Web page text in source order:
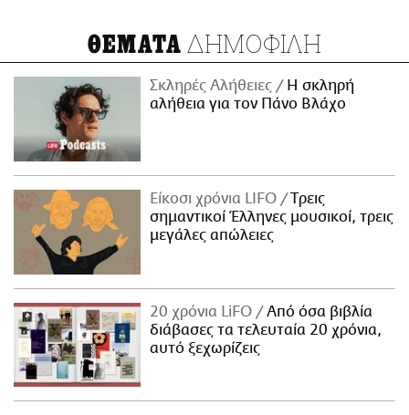
ΘΕΜΑΤΑ ΔΗΜΟΦΙΛΗ
Σκληρές Αλήθειες
H σκληρή
αλήθεια για τον Πάνο Βλάχο
Είκοσι χρόνια LIFO
Tρεις
σημαντικοί Έλληνες μουσικοί, τρεις
μεγάλες απώλειες
20 χρόνια LiFO
Από όσα βιβλία
διάβασες τα τελευταία 20 χρόνια,
αυτό ξεχωρίζεις